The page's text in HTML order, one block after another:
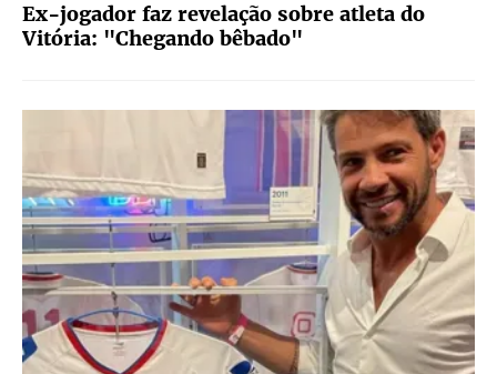
Ex-jogador faz revelação sobre atleta do
Vitória: "Chegando bêbado"